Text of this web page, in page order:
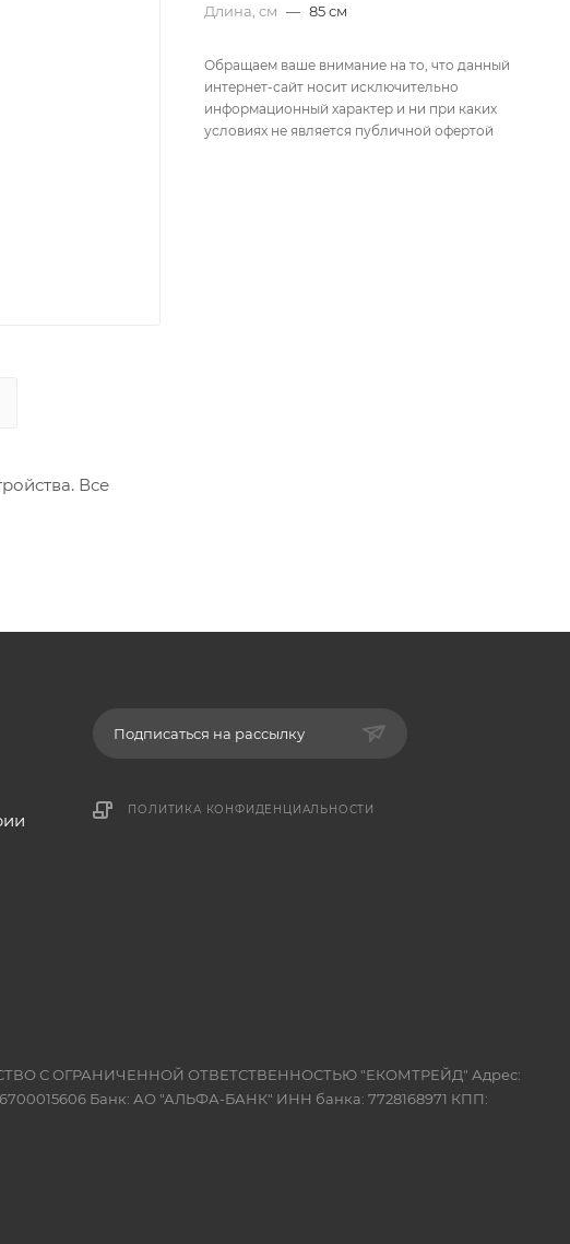
Все
Длина, см — 85 см
Обращаем ваше внимание на то, что данный
интернет-сайт носит исключительно
информационный характер и ни при каких
условиях не является публичной офертой
Подписаться на рассылку
ПОЛИТИКА КОНФИДЕНЦИАЛЬНОСТИ
С ОГРАНИЧЕННОЙ ОТВЕТСТВЕННОСТЬЮ "ЕКОМТРЕЙД" Адрес:
Банк: АО "АЛЬФА-БАНК" ИНН банка: 7728168971 КПП: